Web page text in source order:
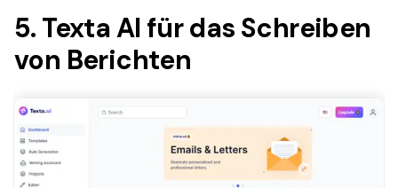
5. Texta AI für das Schreiben
von Berichten